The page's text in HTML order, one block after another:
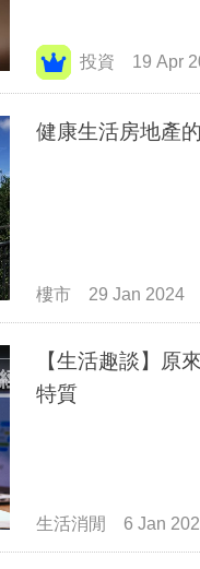
投資 19 Apr
健康生活房地產
樓市 29 Jan 2024
【生活趣談】原
特質
生活消閒 6 Jan